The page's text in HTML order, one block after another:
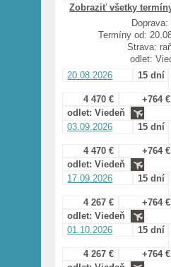
Zobraziť všetky
Doprava:
Termíny od:
Strava:
odlet:
20.08.2026
15 dní
4 470 €
+764 €
odlet: Viedeň
03.09.2026
15 dní
4 470 €
+764 €
odlet: Viedeň
17.09.2026
15 dní
4 267 €
+764 €
odlet: Viedeň
01.10.2026
15 dní
4 267 €
+764 €